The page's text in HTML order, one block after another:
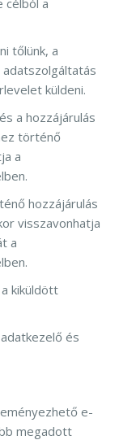
célból a
tőlünk, a
küldeni.
a hozzájárulás
történő
a
hozzájárulás
visszavonhatja
a
kiküldött
és
e-
megadott